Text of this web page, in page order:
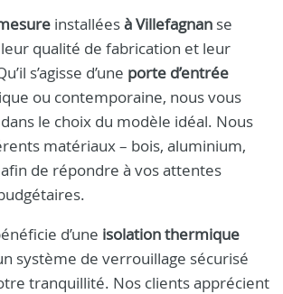
installéesà Villefagnan se
qualité de fabrication et leur
s’agisse d’une porte d’entrée
ou contemporaine, nous vous
le choix du modèle idéal. Nous
matériaux – bois, aluminium,
de répondre à vos attentes
d’une isolation thermique
système de verrouillage sécurisé
tranquillité. Nos clients apprécient